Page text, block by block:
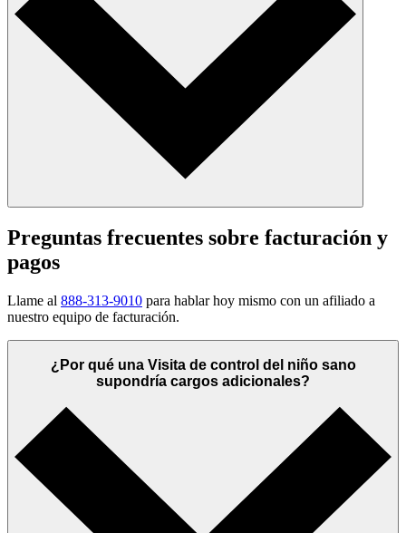
Preguntas frecuentes sobre facturación y
pagos
Llame al 888-313-9010 para hablar hoy mismo con un afiliado a
nuestro equipo de facturación.
¿Por qué una Visita de control del niño sano
supondría cargos adicionales?